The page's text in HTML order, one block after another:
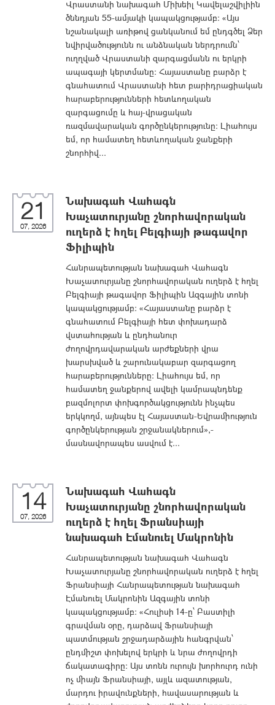
Վրաստանի նախագահ Միխեիլ Կավելաշվիլիին
ծննդյան 55-ամյակի կապակցությամբ: «Այս
նշանակալի առիթով ցանկանում եմ ընդգծել Ձեր
նվիրվածությունն ու անձնական ներդրումն՝
ուղղված Վրաստանի զարգացմանն ու երկրի
ապագայի կերտմանը։ Հայաստանը բարձր է
գնահատում Վրաստանի հետ բարիդրացիական
հարաբերությունների հետևողական
զարգացումը և հայ-վրացական
ռազմավարական գործընկերությունը: Լիահույս
եմ, որ համատեղ հետևողական ջանքերի
շնորհիվ...
21
07, 2026
Նախագահ Վահագն
Խաչատուրյանը շնորհավորական
ուղերձ է հղել Բելգիայի թագավոր
Ֆիլիպին
Հանրապետության նախագահ Վահագն
Խաչատուրյանը շնորհավորական ուղերձ է հղել
Բելգիայի թագավոր Ֆիլիպին Ազգային տոնի
կապակցությամբ։ «Հայաստանը բարձր է
գնահատում Բելգիայի հետ փոխադարձ
վստահության և ընդհանուր
ժողովրդավարական արժեքների վրա
խարսխված և շարունակաբար զարգացող
հարաբերությունները։ Լիահույս եմ, որ
համատեղ ջանքերով ավելի կամրապնդենք
բազմոլորտ փոխգործակցությունն ինչպես
երկկողմ, այնպես էլ Հայաստան-Եվրամիություն
գործընկերության շրջանակներում»,-
մասնավորապես ասվում է...
14
07, 2026
Նախագահ Վահագն
Խաչատուրյանը շնորհավորական
ուղերձ է հղել Ֆրանսիայի
նախագահ Էմանուել Մակրոնին
Հանրապետության նախագահ Վահագն
Խաչատուրյանը շնորհավորական ուղերձ է հղել
Ֆրանսիայի Հանրապետության նախագահ
Էմանուել Մակրոնին Ազգային տոնի
կապակցությամբ։ «Հուլիսի 14-ը՝ Բաստիլի
գրավման օրը, դարձավ Ֆրանսիայի
պատմության շրջադարձային հանգրվան՝
ընդմիշտ փոխելով երկրի և նրա ժողովրդի
ճակատագիրը։ Այս տոնն ուրույն խորհուրդ ունի
ոչ միայն Ֆրանսիայի, այլև ազատության,
մարդու իրավունքների, հավասարության և